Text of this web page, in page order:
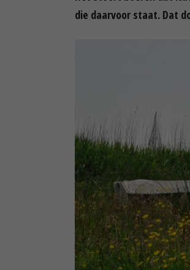
die daarvoor staat. Dat